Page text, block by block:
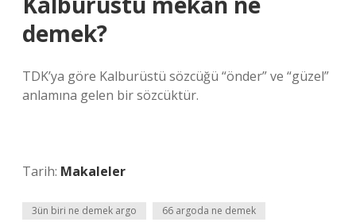
demek?
TDK’ya göre Kalburüstü sözcüğü “önder” ve “güzel”
anlamına gelen bir sözcüktür.
Tarih: Makaleler
3ün biri ne demek argo 66 argoda ne demek